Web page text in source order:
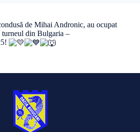
de Mihai Andronic, au ocupat
din Bulgaria –